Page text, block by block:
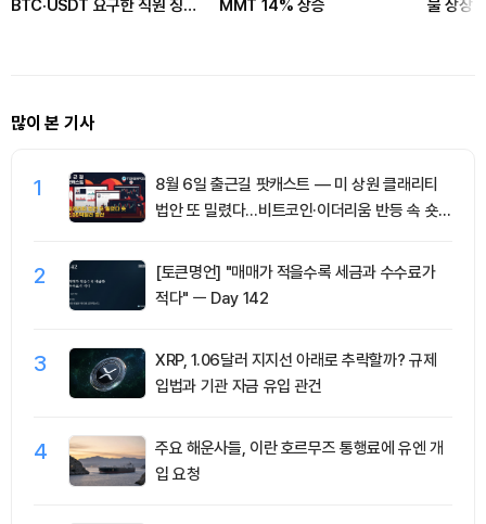
BTC·USDT 요구한 직원 징역
MMT 14% 상승 물 상장
많이 본 기사
1
8월 6일 출근길 팟캐스트 — 미 상원 클래리티
법안 또 밀렸다…비트코인·이더리움 반등 속 숏
2
[토큰명언] "매매가 적을수록 세금과 수수료가
적다" ㅡ Day 142
3
XRP, 1.06달러 지지선 아래로 추락할까? 규제
입법과 기관 자금 유입 관건
4
주요 해운사들, 이란 호르무즈 통행료에 유엔 개
입 요청